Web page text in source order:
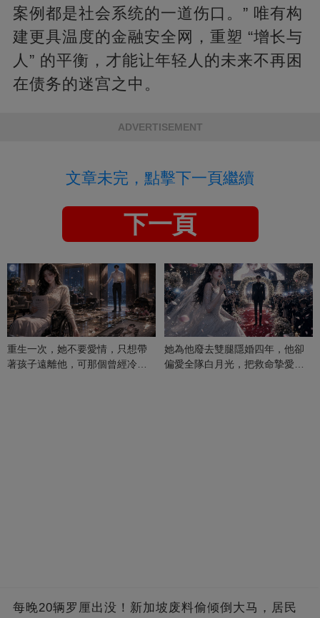
案例都是社会系统的一道伤口。” 唯有构
建更具温度的金融安全网，重塑 “增长与
人” 的平衡，才能让年轻人的未来不再困
在债务的迷宫之中。
ADVERTISEMENT
文章未完，點擊下一頁繼續
下一頁
重生一次，她不要愛情，只想帶
著孩子遠離他，可那個曾經冷漠
她為他廢去雙腿隱婚四年，他卻
偏愛全隊白月光，把救命摯愛當
每晚20辆罗厘出没！新加坡废料偷倾倒大马，居民